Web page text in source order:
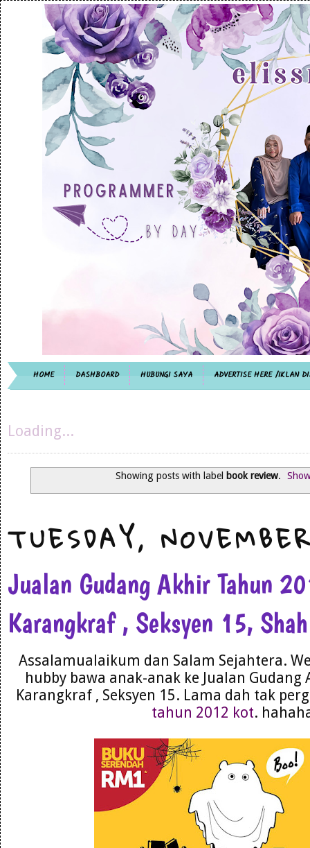
HOME DASHBOARD HUBUNGI SAYA ADVERTISE HERE /IKLAN
Loading...
Showing posts with label book review.
TUESDAY,
Jualan Gudang Akhir Tahun
Karangkraf , Seksyen 15,
Assalamualaikum dan Salam Sejahtera.
hubby bawa anak-anak ke Jualan Gudang
Karangkraf , Seksyen 15. Lama dah tak
tahun 2012 kot.